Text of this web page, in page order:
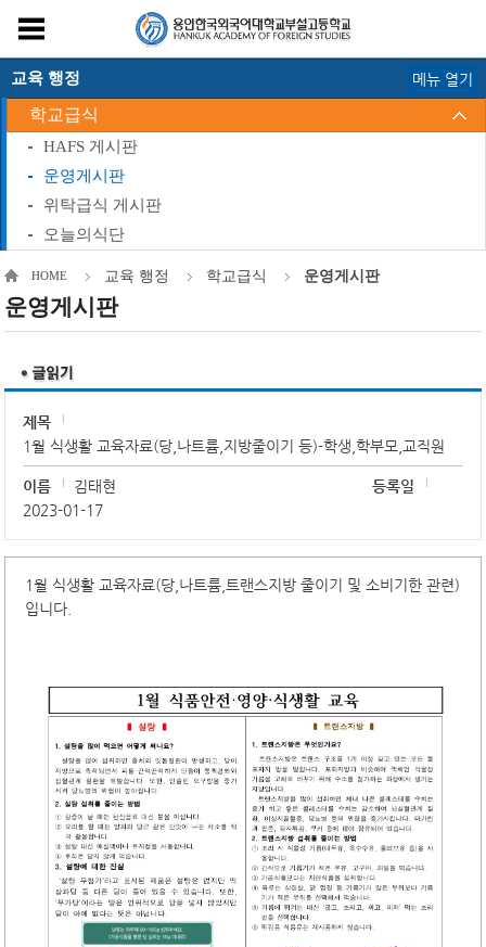
교육 행정
학교급식
HAFS 게시판
운영게시판
위탁급식 게시판
오늘의식단
메뉴 열기
HOME 교육 행정 학교급식 운영게시판
운영게시판
제목
1월 식생활 교육자료(당,나트륨,지방줄이기 등)-학생,학부모,교직원
이름 김태현
등록일
2023-01-17
1월 식생활 교육자료(당,나트륨,트랜스지방 줄이기 및 소비기한 관련)
입니다.